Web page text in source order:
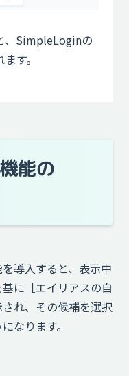
、SimpleLoginの
す。
能の
導入すると、表示中
に［エイリアスの自
れ、その候補を選択
なります。